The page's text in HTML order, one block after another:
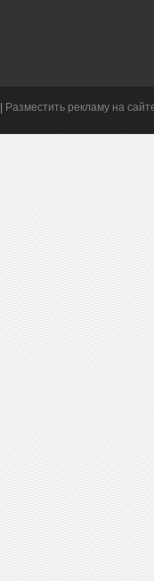
Разместить рекламу на